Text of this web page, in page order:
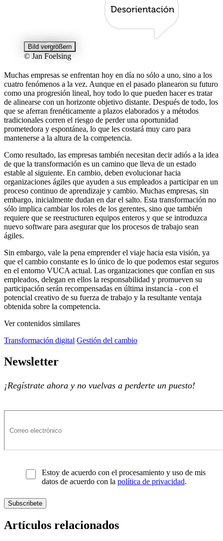
Bild vergrößern
© Jan Foelsing
Muchas empresas se enfrentan hoy en día no sólo a uno, sino a los
cuatro fenómenos a la vez. Aunque en el pasado planearon su futuro
como una progresión lineal, hoy todo lo que pueden hacer es tratar
de alinearse con un horizonte objetivo distante. Después de todo, los
que se aferran frenéticamente a plazos elaborados y a métodos
tradicionales corren el riesgo de perder una oportunidad
prometedora y espontánea, lo que les costará muy caro para
mantenerse a la altura de la competencia.
Como resultado, las empresas también necesitan decir adiós a la idea
de que la transformación es un camino que lleva de un estado
estable al siguiente. En cambio, deben evolucionar hacia
organizaciones ágiles que ayuden a sus empleados a participar en un
proceso continuo de aprendizaje y cambio. Muchas empresas, sin
embargo, inicialmente dudan en dar el salto. Esta transformación no
sólo implica cambiar los roles de los gerentes, sino que también
requiere que se reestructuren equipos enteros y que se introduzca
nuevo software para asegurar que los procesos de trabajo sean
ágiles.
Sin embargo, vale la pena emprender el viaje hacia esta visión, ya
que el cambio constante es lo único de lo que podemos estar seguros
en el entorno VUCA actual. Las organizaciones que confían en sus
empleados, delegan en ellos la responsabilidad y promueven su
participación serán recompensadas en última instancia - con el
potencial creativo de su fuerza de trabajo y la resultante ventaja
obtenida sobre la competencia.
Ver contenidos similares
Transformación digital Gestión del cambio
Newsletter
¡Regístrate ahora y no vuelvas a perderte un puesto!
Estoy de acuerdo con el procesamiento y uso de mis
datos de acuerdo con la política de privacidad.
Artículos relacionados